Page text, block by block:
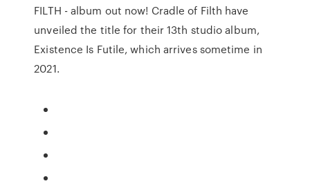
FILTH - album out now! Cradle of Filth have
unveiled the title for their 13th studio album,
Existence Is Futile, which arrives sometime in
2021.